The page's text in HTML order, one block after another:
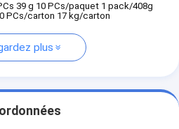
39 g 10 PCs/paquet 1 pack/408g
PCs/carton 17 kg/carton
plus